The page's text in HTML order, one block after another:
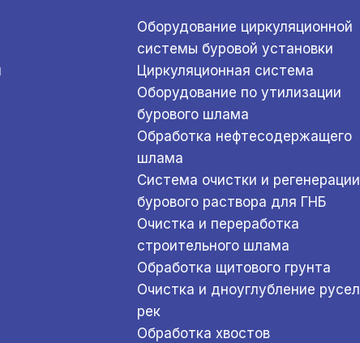
Оборудование циркуляционной
системы буровой установки
Циркуляционная система
Оборудование по утилизации
бурового шлама
Обработка нефтесодержащего
шлама
Система очистки и регенерации
бурового раствора для ГНБ
Очистка и переработка
строительного шлама
Обработка щитового грунта
Очистка и дноуглубление русел
рек
Обработка хвостов